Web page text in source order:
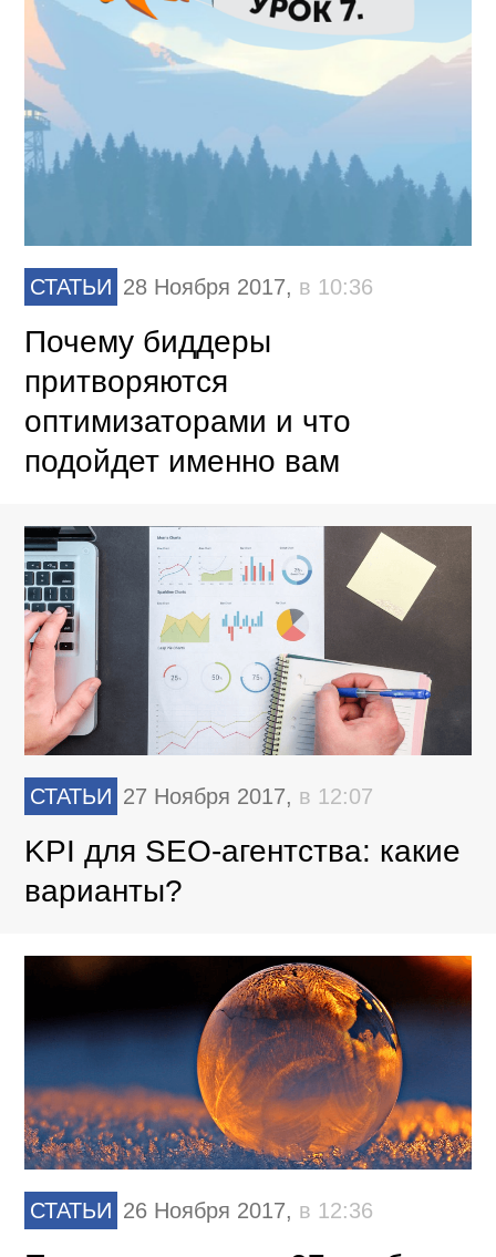
СТАТЬИ 28 Ноября 2017, в 10:36
Почему биддеры
притворяются
оптимизаторами и что
подойдет именно вам
СТАТЬИ 27 Ноября 2017, в 12:07
KPI для SEO-агентства: какие
варианты?
СТАТЬИ 26 Ноября 2017, в 12:36